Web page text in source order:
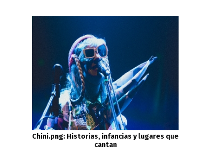
Chini.png: Historias, infancias y lugares que
cantan